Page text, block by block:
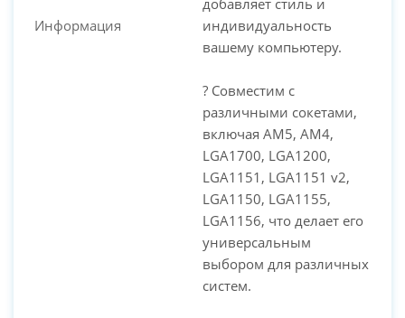
Информация
индивидуальность
вашему компьютеру.
? Совместим с
различными сокетами,
включая AM5, AM4,
LGA1700, LGA1200,
LGA1151, LGA1151 v2,
LGA1150, LGA1155,
LGA1156, что делает его
универсальным
выбором для различных
систем.